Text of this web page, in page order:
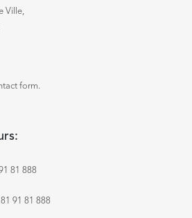
Ville,
form.
81 888
91 81 888